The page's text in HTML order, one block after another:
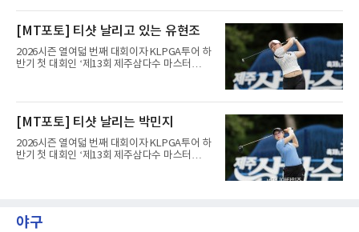
트(파72/6,767야드)에서 열리고 있다.9일 현재
홀에서 경기하고 있다.
[MT포토] 티샷 날리고 있는 유현조
2026시즌 열여덟 번째 대회이자 KLPGA투어 하
반기 첫 대회인 ‘제13회 제주삼다수 마스터
트(파72/6,767야드)에서 열리고 있다.9일 현재
홀에서 경기하고 있다.
[MT포토] 티샷 날리는 박민지
2026시즌 열여덟 번째 대회이자 KLPGA투어 하
반기 첫 대회인 ‘제13회 제주삼다수 마스터
홀에서 경기하고 있다.
야구